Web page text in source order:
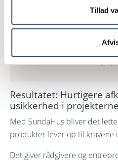
Tillad
Resultatet: Hurtigere
usikkerhed i projekterne
Med SundaHus bliver det
produkter lever op til kravene
Det giver rådgivere og